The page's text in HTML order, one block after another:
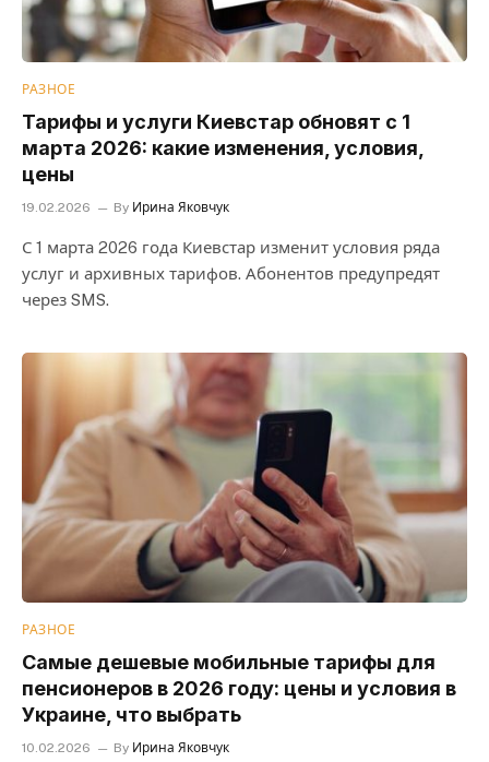
РАЗНОЕ
Тарифы и услуги Киевстар обновят с 1
марта 2026: какие изменения, условия,
цены
19.02.2026 By Ирина Яковчук
С 1 марта 2026 года Киевстар изменит условия ряда
услуг и архивных тарифов. Абонентов предупредят
через SMS.
РАЗНОЕ
Самые дешевые мобильные тарифы для
пенсионеров в 2026 году: цены и условия в
Украине, что выбрать
10.02.2026 By Ирина Яковчук